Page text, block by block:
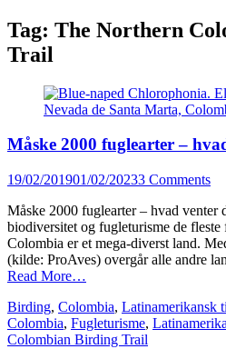
Tag: The Northern
Trail
Måske 2000 fuglearter –
Posted
19/02/201901/02/20233 Comments
Måske 2000 fuglearter – hvad venter
biodiversitet og fugleturisme de
Colombia er et mega-diverst land.
(kilde: ProAves) overgår alle andre
Read More…
Categories
Birding, Colombia, Latinamerikansk
Colombia, Fugleturisme,
Colombian Birding Trail